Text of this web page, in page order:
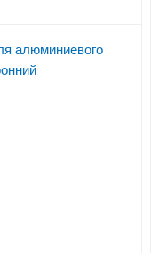
алюминиевого